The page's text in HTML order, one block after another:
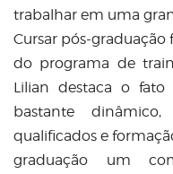
trabalhar em uma
Cursar pós-graduação
do programa de
Lilian destaca o
bastante
qualificados e
graduação um